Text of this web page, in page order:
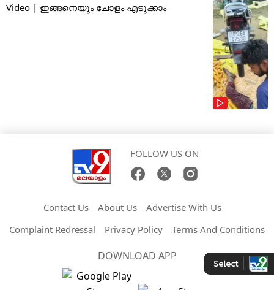
Video | ഇങ്ങനെയും ചോളം എടുക്കാം
FOLLOW US ON
Contact Us About Us
Advertise With Us
Complaint Redressal
Privacy Policy Terms And Conditions
DOWNLOAD APP